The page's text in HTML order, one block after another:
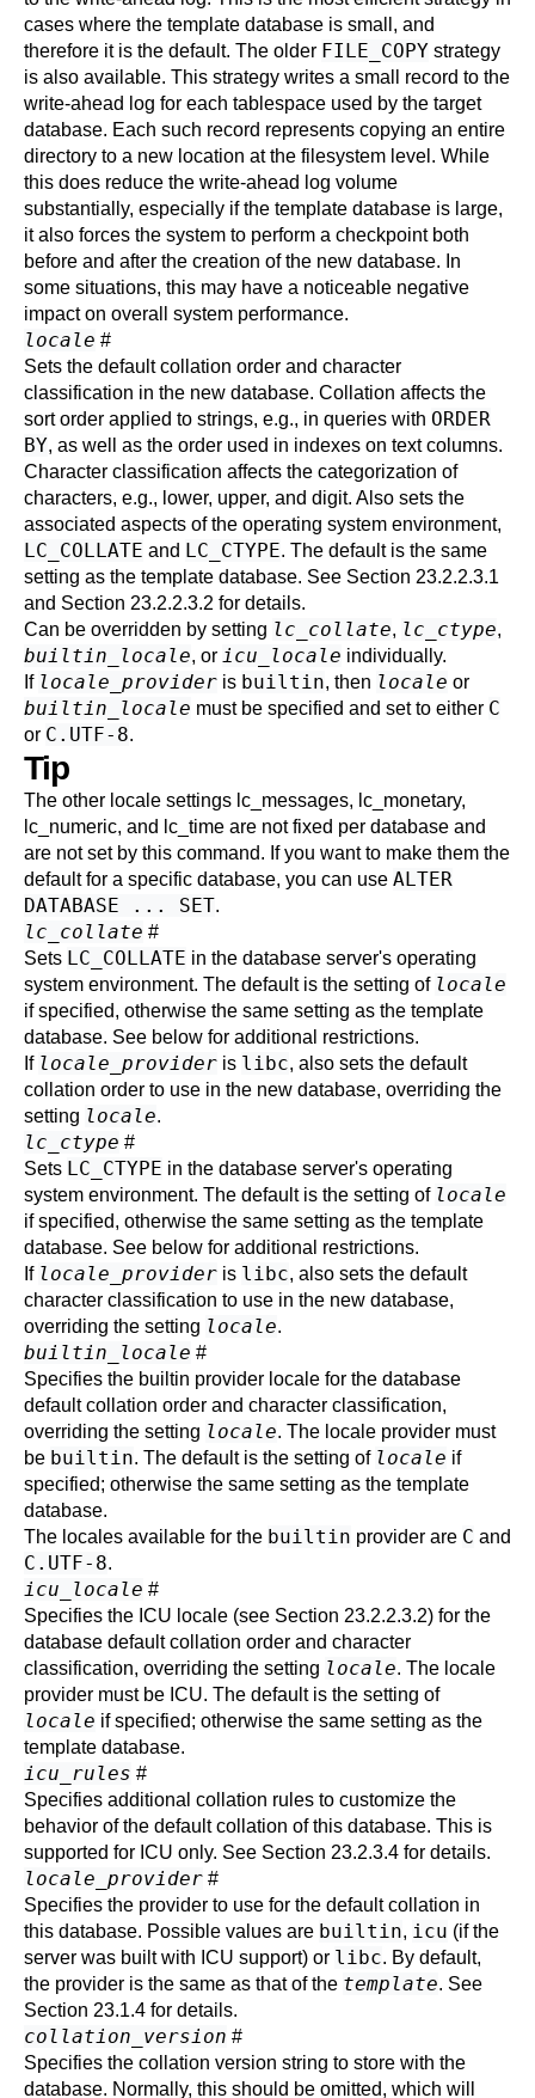
cases where the template database is small, and
therefore it is the default. The older FILE_COPY strategy
is also available. This strategy writes a small record to the
write-ahead log for each tablespace used by the target
database. Each such record represents copying an entire
directory to a new location at the filesystem level. While
this does reduce the write-ahead log volume
substantially, especially if the template database is large,
it also forces the system to perform a checkpoint both
before and after the creation of the new database. In
some situations, this may have a noticeable negative
impact on overall system performance.
locale #
Sets the default collation order and character
classification in the new database. Collation affects the
sort order applied to strings, e.g., in queries with ORDER
BY, as well as the order used in indexes on text columns.
Character classification affects the categorization of
characters, e.g., lower, upper, and digit. Also sets the
associated aspects of the operating system environment,
LC_COLLATE and LC_CTYPE. The default is the same
setting as the template database. See Section 23.2.2.3.1
and Section 23.2.2.3.2 for details.
Can be overridden by setting lc_collate, lc_ctype,
builtin_locale, or icu_locale individually.
If locale_provider is builtin, then locale or
builtin_locale must be specified and set to either C
or C.UTF-8.
Tip
The other locale settings lc_messages, lc_monetary,
lc_numeric, and lc_time are not fixed per database and
are not set by this command. If you want to make them the
default for a specific database, you can use ALTER
DATABASE ... SET.
lc_collate #
Sets LC_COLLATE in the database server's operating
system environment. The default is the setting of locale
if specified, otherwise the same setting as the template
database. See below for additional restrictions.
If locale_provider is libc, also sets the default
collation order to use in the new database, overriding the
setting locale.
lc_ctype #
Sets LC_CTYPE in the database server's operating
system environment. The default is the setting of locale
if specified, otherwise the same setting as the template
database. See below for additional restrictions.
If locale_provider is libc, also sets the default
character classification to use in the new database,
overriding the setting locale.
builtin_locale #
Specifies the builtin provider locale for the database
default collation order and character classification,
overriding the setting locale. The locale provider must
be builtin. The default is the setting of locale if
specified; otherwise the same setting as the template
database.
The locales available for the builtin provider are C and
C.UTF-8.
icu_locale #
Specifies the ICU locale (see Section 23.2.2.3.2) for the
database default collation order and character
classification, overriding the setting locale. The locale
provider must be ICU. The default is the setting of
locale if specified; otherwise the same setting as the
template database.
icu_rules #
Specifies additional collation rules to customize the
behavior of the default collation of this database. This is
supported for ICU only. See Section 23.2.3.4 for details.
locale_provider #
Specifies the provider to use for the default collation in
this database. Possible values are builtin, icu (if the
server was built with ICU support) or libc. By default,
the provider is the same as that of the template. See
Section 23.1.4 for details.
collation_version #
Specifies the collation version string to store with the
database. Normally, this should be omitted, which will